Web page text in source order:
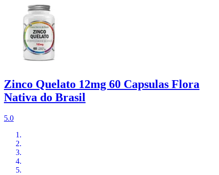
Zinco Quelato 12mg 60 Capsulas Flora
Nativa do Brasil
5.0